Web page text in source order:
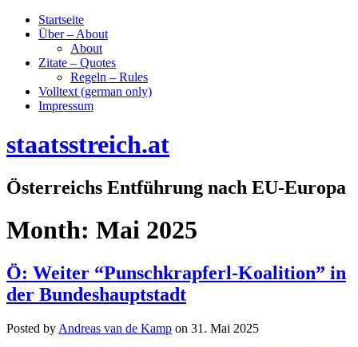
Startseite
Über – About
About
Zitate – Quotes
Regeln – Rules
Volltext (german only)
Impressum
staatsstreich.at
Österreichs Entführung nach EU-Europa
Month: Mai 2025
Ö: Weiter “Punschkrapferl-Koalition” in
der Bundeshauptstadt
Posted by Andreas van de Kamp on 31. Mai 2025